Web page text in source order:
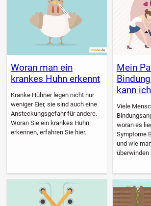
Woran man ein
krankes Huhn erkennt
Kranke Hühner legen nicht nur
weniger Eier, sie sind auch eine
Ansteckungsgefahr für andere.
Woran Sie ein krankes Huhn
erkennen, erfahren Sie hier.
Mein
kann
Viele
woran es
Symptome
und wie
überwinden